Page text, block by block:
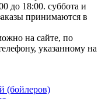
до 18:00. суббота и
принимаются в
на сайте, по
указанному на
(бойлеров)